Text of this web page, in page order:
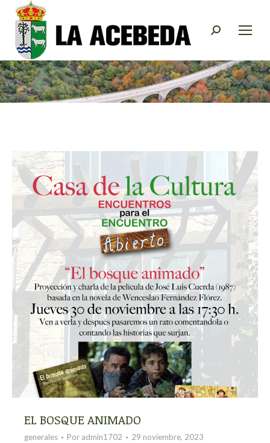
Buscar:
EL BOSQUE ANIMADO
generales Por admin1702 29 noviembre, 2023